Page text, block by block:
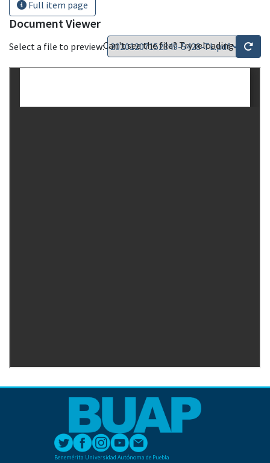
Full item page
Document Viewer
Select a file to preview:Can't see the file? Try reloading
Benemérita Universidad Autónoma de Puebla